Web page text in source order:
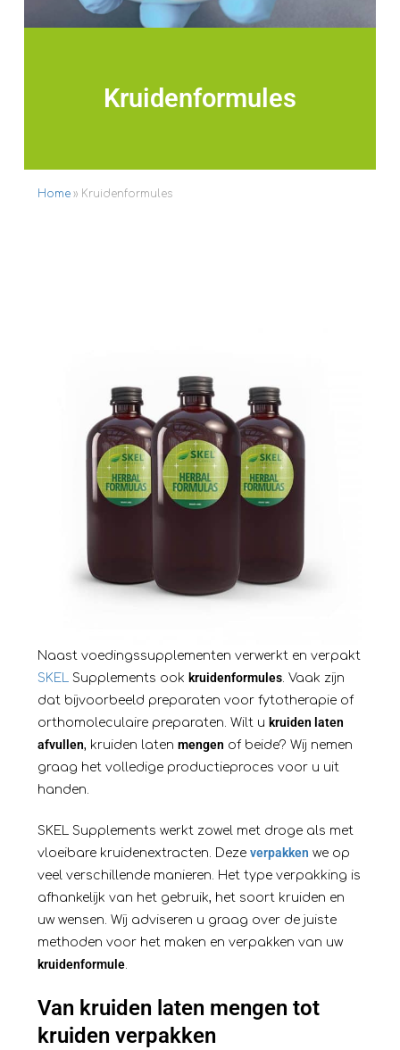
Kruidenformules
Home» Kruidenformules
Naast voedingssupplementen verwerkt en verpakt
SKELSupplements ook kruidenformules. Vaak zijn
dat bijvoorbeeld preparaten voor fytotherapie of
orthomoleculaire preparaten. Wilt u kruiden laten
afvullen, kruiden laten mengen of beide? Wij nemen
graag het volledige productieproces voor u uit
handen.
SKEL Supplements werkt zowel met droge als met
vloeibare kruidenextracten. Deze verpakken we op
veel verschillende manieren. Het type verpakking is
afhankelijk van het gebruik, het soort kruiden en
uw wensen. Wij adviseren u graag over de juiste
methoden voor het maken en verpakken van uw
kruidenformule.
Van kruiden laten mengen tot
kruiden verpakken